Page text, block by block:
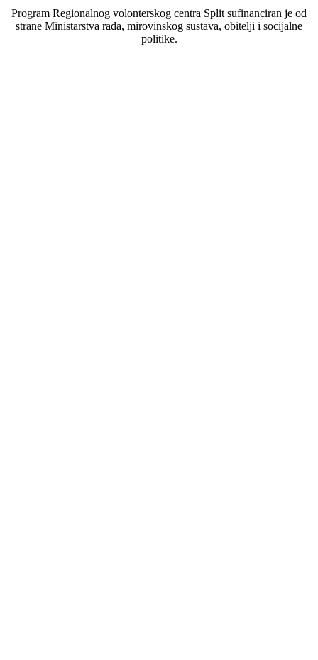
Program Regionalnog volonterskog centra Split sufinanciran je od
strane Ministarstva rada, mirovinskog sustava, obitelji i socijalne
politike.